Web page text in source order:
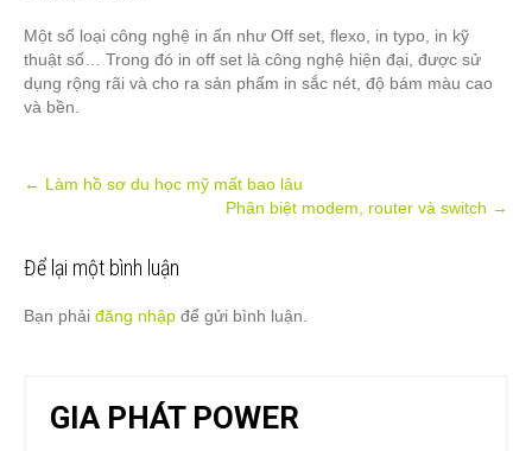
Một số loại công nghệ in ấn như Off set, flexo, in typo, in kỹ
thuật số… Trong đó in off set là công nghệ hiện đại, được sử
dụng rộng rãi và cho ra sản phẩm in sắc nét, độ bám màu cao
và bền.
Post
← Làm hồ sơ du học mỹ mất bao lâu
Phân biệt modem, router và switch →
Để lại một bình luận
Bạn phải đăng nhập để gửi bình luận.
GIA PHÁT POWER